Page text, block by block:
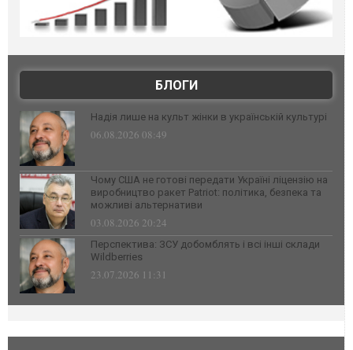
БЛОГИ
Надія лише на культ жінки в українській культурі
06.08.2026 08:49
Чому США не готові передати Україні ліцензію на
виробництво ракет Patriot: політика, безпека та
можливі альтернативи
03.08.2026 20:24
Перспектива: ЗСУ добомблять і всі інші склади
Wildberries
23.07.2026 11:31